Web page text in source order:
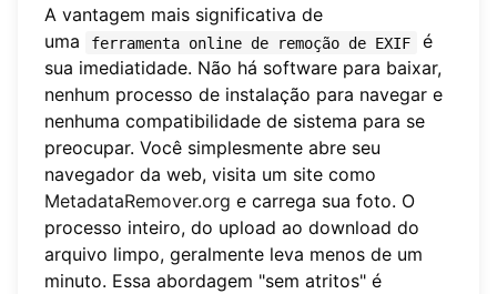
A vantagem mais significativa de
uma
ferramenta online de remoção de EXIF
é
sua imediatidade. Não há software para baixar,
nenhum processo de instalação para navegar e
nenhuma compatibilidade de sistema para se
preocupar. Você simplesmente abre seu
navegador da web, visita um site como
MetadataRemover.org e carrega sua foto. O
processo inteiro, do upload ao download do
arquivo limpo, geralmente leva menos de um
minuto. Essa abordagem "sem atritos" é